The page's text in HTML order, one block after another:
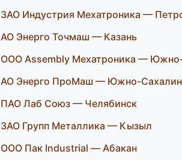
ЗАО Индустрия Мехатроника —
АО Энерго Точмаш — Казань
ООО Assembly Мехатроника —
АО Энерго ПроМаш — Южно-
ПАО Лаб Союз — Челябинск
ЗАО Групп Металлика — Кызыл
ООО Пак Industrial — Абакан